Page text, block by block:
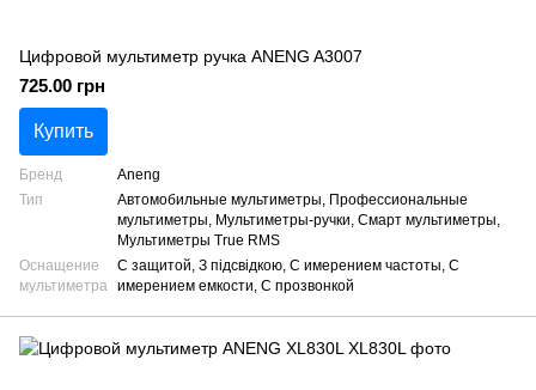
Цифровой мультиметр ручка ANENG A3007
725.00 грн
Купить
Бренд
Aneng
Тип
Автомобильные мультиметры, Профессиональные
мультиметры, Мультиметры-ручки, Смарт мультиметры,
Мультиметры True RMS
Оснащение
мультиметра
С защитой, З підсвідкою, С имерением частоты, С
имерением емкости, С прозвонкой